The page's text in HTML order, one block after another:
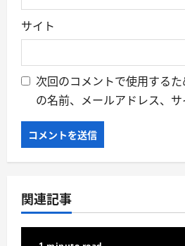
サイト
次回のコメントで使用する
の名前、メールアドレス、サ
関連記事